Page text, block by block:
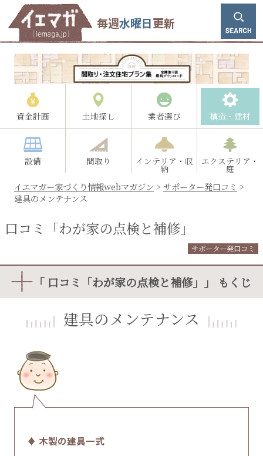
毎週水曜日更新
資金計画 土地探し 業者選び 構造・建材
設備 間取り インテリア・収
納
エクステリア・
庭
イエマガー家づくり情報webマガジン > サポーター発口コミ >
建具のメンテナンス
口コミ「わが家の点検と補修」
サポーター発口コミ
「 口コミ「わが家の点検と補修」」 もくじ
建具のメンテナンス
♦ 木製の建具一式